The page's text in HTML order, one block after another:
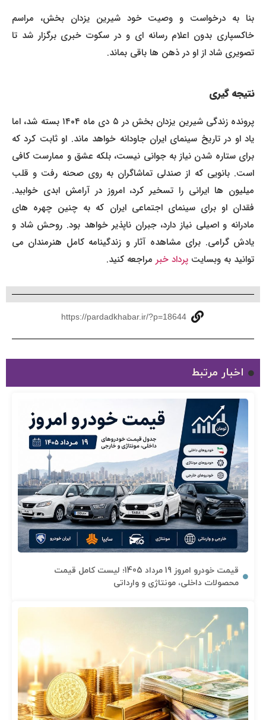
بنا به درخواست و وصیت خود شیرین یزدان بخش، مراسم
خاکسپاری بدون اعلام رسانه ای و در سکوت خبری برگزار شد تا
تصویری شاد از او در ذهن ها باقی بماند.
نتیجه گیری
پرونده زندگی شیرین یزدان بخش در ۵ دی ماه ۱۴۰۴ بسته شد، اما
یاد او در تاریخ سینمای ایران جاودانه خواهد ماند. او ثابت کرد که
برای ستاره شدن نیاز به جوانی نیست، بلکه عشق و ممارست کافی
است. بانویی که از صندلی تماشاگران به روی صحنه رفت و قلب
میلیون ها ایرانی را تسخیر کرد، امروز در آرامش ابدی خوابید.
فقدان او برای سینمای اجتماعی ایران که به چنین چهره های
مادرانه و اصیلی نیاز دارد، جبران ناپذیر خواهد بود. روحش شاد و
یادش گرامی. برای مشاهده آثار و زندگینامه کامل هنرمندان می
توانید به وبسایتپرداد خبرمراجعه کنید.
https://pardadkhabar.ir/?p=18644
اخبار مرتبط
قیمت خودرو امروز 19 مرداد 1405؛ لیست کامل قیمت
محصولات داخلی، مونتاژی و وارداتی